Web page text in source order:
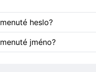
heslo?
jméno?